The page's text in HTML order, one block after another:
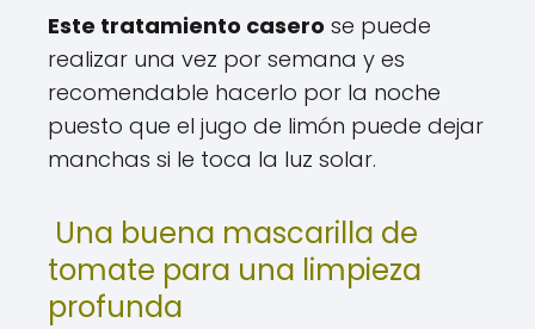
Este tratamiento casero se puede
realizar una vez por semana y es
recomendable hacerlo por la noche
puesto que el jugo de limón puede dejar
manchas si le toca la luz solar.
Una buena mascarilla de
tomate para una limpieza
profunda